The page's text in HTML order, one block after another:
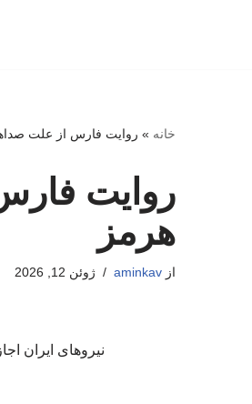
خانه » روایت فارس از علت
روایت
هرمز
ازaminkav ژوئن 12, 2026
نیروهای ایران